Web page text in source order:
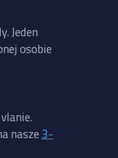
Jeden
osobie
nasze 3-